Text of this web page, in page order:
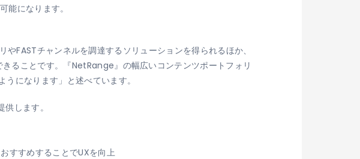
能になります。
FASTチャンネルを調達するソリューションを得られるほか、
ることです。『NetRange』の幅広いコンテンツポートフォリ
になります」と述べています。
します。
すすめすることでUXを向上